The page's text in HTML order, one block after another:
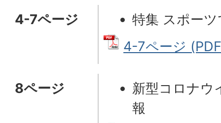
4-7ページ
特集 スポー
4-7ページ
8ページ
新型コロナウ
報